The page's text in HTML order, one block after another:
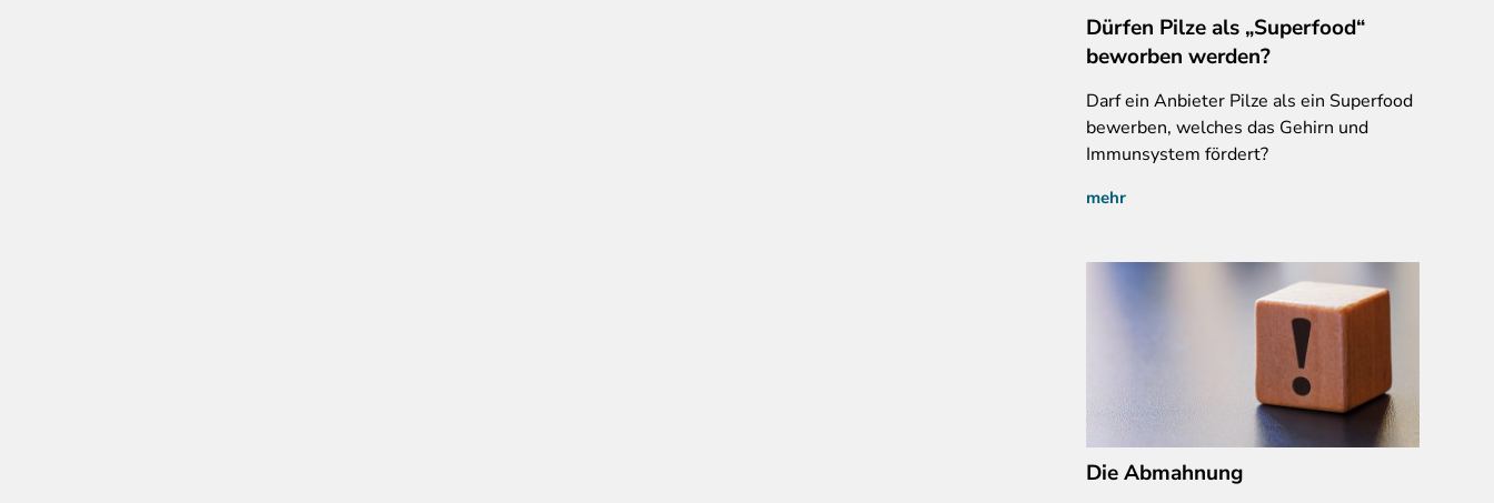
Dürfen Pilze als „Superfood“
beworben werden?
Darfein Anbieter Pilze als ein Superfood
bewerben, welches das Gehirn und
Immunsystem fördert?
mehr
Die Abmahnung